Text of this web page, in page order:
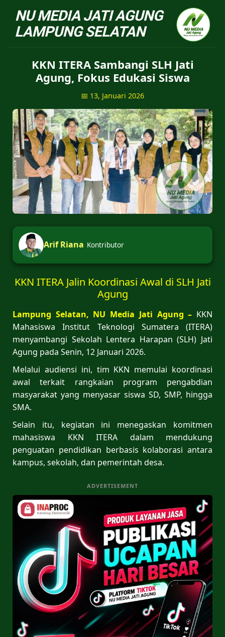
NU Jatiagung - Situs
KKN ITERA Sambangi SLH Jati
Agung, Fokus Edukasi Siswa
📅 13, Januari 2026
Arif Riana Kontributor
KKN ITERA Jalin Koordinasi Awal di SLH Jati
Agung
Lampung Selatan, NU Media Jati Agung – KKN
Mahasiswa Institut Teknologi Sumatera (ITERA)
menyambangi Sekolah Lentera Harapan (SLH) Jati
Agung pada Senin, 12 Januari 2026.
Melalui audiensi ini, tim KKN memulai koordinasi
awal terkait rangkaian program pengabdian
masyarakat yang menyasar siswa SD, SMP, hingga
SMA.
Selain itu, kegiatan ini menegaskan komitmen
mahasiswa KKN ITERA dalam mendukung
penguatan pendidikan berbasis kolaborasi antara
kampus, sekolah, dan pemerintah desa.
ADVERTISEMENT